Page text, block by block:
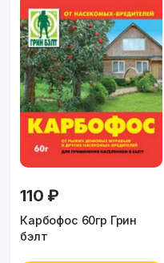
110 ₽
Карбофос 60гр Грин
бэлт